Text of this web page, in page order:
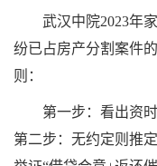
武汉中院2023年
纷已占房产分割案件
则：
第一步：看出资
第二步：无约定则推